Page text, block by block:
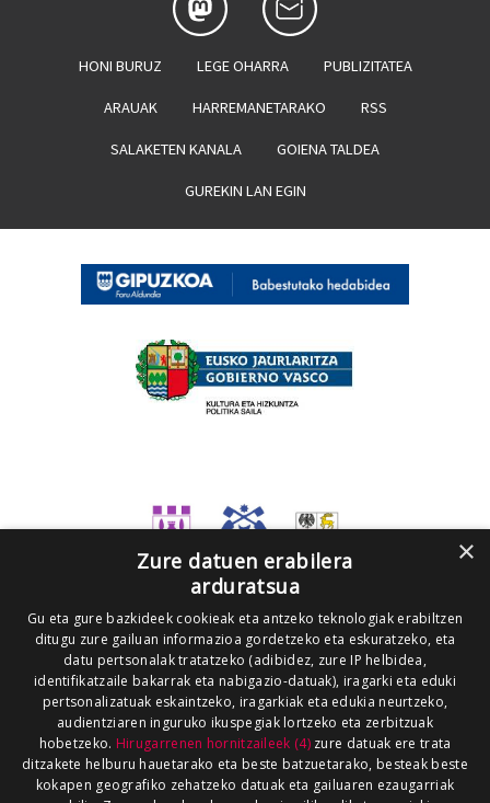
HONI BURUZ LEGE OHARRA PUBLIZITATEA
ARAUAK HARREMANETARAKO RSS
SALAKETEN KANALA GOIENA TALDEA
GUREKIN LAN EGIN
×
Zure datuen erabilera
arduratsua
Gu eta gure bazkideek cookieak eta antzeko teknologiak erabiltzen
ditugu zure gailuan informazioa gordetzeko eta eskuratzeko, eta
datu pertsonalak tratatzeko (adibidez, zure IP helbidea,
identifikatzaile bakarrak eta nabigazio-datuak), iragarki eta eduki
pertsonalizatuak eskaintzeko, iragarkiak eta edukia neurtzeko,
audientziaren inguruko ikuspegiak lortzeko eta zerbitzuak
hobetzeko. Hirugarrenen hornitzaileek (4)zure datuak ere trata
ditzakete helburu hauetarako eta beste batzuetarako, besteak beste
kokapen geografiko zehatzeko datuak eta gailuaren ezaugarriak